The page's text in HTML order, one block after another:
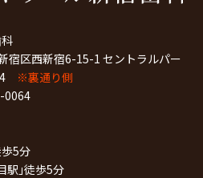
宿区西新宿6-15-1 セントラルパー
※裏通り側
0064
5分
駅｣徒歩5分